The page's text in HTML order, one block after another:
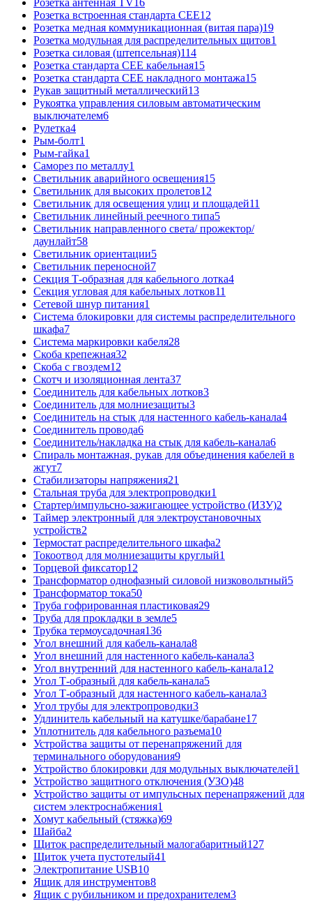
Розетка встроенная стандарта CEE12
Розетка медная коммуникационная (витая пара)19
Розетка модульная для распределительных щитов1
Розетка силовая (штепсельная)114
Розетка стандарта СЕЕ кабельная15
Розетка стандарта СЕЕ накладного монтажа15
Рукав защитный металлический13
Рукоятка управления силовым автоматическим
выключателем6
Рулетка4
Рым-болт1
Рым-гайка1
Саморез по металлу1
Светильник аварийного освещения15
Светильник для высоких пролетов12
Светильник для освещения улиц и площадей11
Светильник линейный реечного типа5
Светильник направленного света/ прожектор/
даунлайт58
Светильник ориентации5
Светильник переносной7
Секция Т-образная для кабельного лотка4
Секция угловая для кабельных лотков11
Сетевой шнур питания1
Система блокировки для системы распределительного
шкафа7
Система маркировки кабеля28
Скоба крепежная32
Скоба с гвоздем12
Скотч и изоляционная лента37
Соединитель для кабельных лотков3
Соединитель для молниезащиты3
Соединитель на стык для настенного кабель-канала4
Соединитель провода6
Соединитель/накладка на стык для кабель-канала6
Спираль монтажная, рукав для объединения кабелей в
жгут7
Стабилизаторы напряжения21
Стальная труба для электропроводки1
Стартер/импульсно-зажигающее устройство (ИЗУ)2
Таймер электронный для электроустановочных
устройств2
Термостат распределительного шкафа2
Токоотвод для молниезащиты круглый1
Торцевой фиксатор12
Трансформатор однофазный силовой низковольтный5
Трансформатор тока50
Труба гофрированная пластиковая29
Труба для прокладки в земле5
Трубка термоусадочная136
Угол внешний для кабель-канала8
Угол внешний для настенного кабель-канала3
Угол внутренний для настенного кабель-канала12
Угол Т-образный для кабель-канала5
Угол Т-образный для настенного кабель-канала3
Угол трубы для электропроводки3
Удлинитель кабельный на катушке/барабане17
Уплотнитель для кабельного разъема10
Устройства защиты от перенапряжений для
терминального оборудования9
Устройство блокировки для модульных выключателей1
Устройство защитного отключения (УЗО)48
Устройство защиты от импульсных перенапряжений для
систем электроснабжения1
Хомут кабельный (стяжка)69
Шайба2
Щиток распределительный малогабаритный127
Щиток учета пустотелый41
Электропитание USB10
Ящик для инструментов8
Ящик с рубильником и предохранителем3